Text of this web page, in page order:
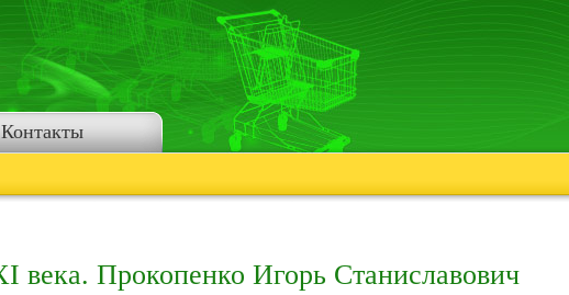
Контакты
века. Прокопенко Игорь Станиславович